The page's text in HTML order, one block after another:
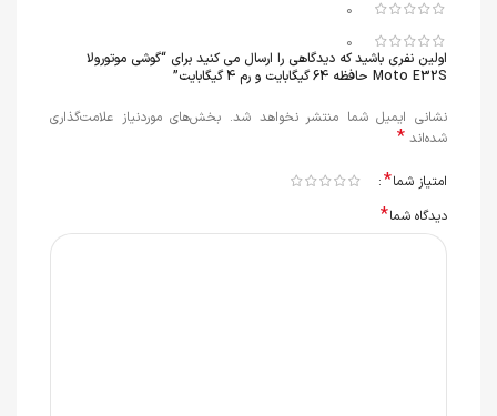
0
0
اولین نفری باشید که دیدگاهی را ارسال می کنید برای “گوشی موتورولا
Moto E32S حافظه 64 گیگابایت و رم 4 گیگابایت”
نشانی ایمیل شما منتشر نخواهد شد. بخش‌های موردنیاز علامت‌گذاری
شده‌اند *
امتیاز شما*
دیدگاه شما*